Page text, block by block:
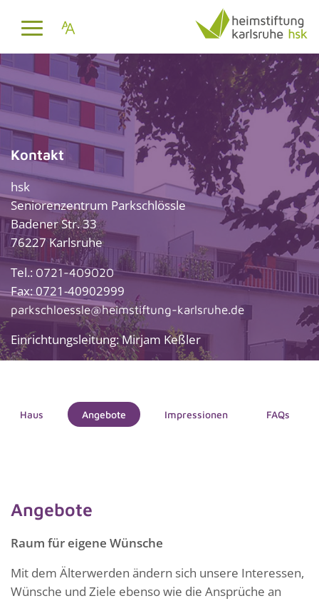
Kontakt
hsk
Senio­ren­zen­trum Parksch­lössle
Badener Str. 33
76227 Karlsruhe
Tel.: 0721-409020
Fax: 0721-40902999
parkschloessle@heimstiftung-karlsruhe.de
Einrichtungsleitung: Mirjam Keßler
Haus Angebote Impressionen FAQs
Angebote
Raum für eigene Wünsche
Mit dem Älterwerden ändern sich unsere Interessen,
Wünsche und Ziele ebenso wie die Ansprüche an